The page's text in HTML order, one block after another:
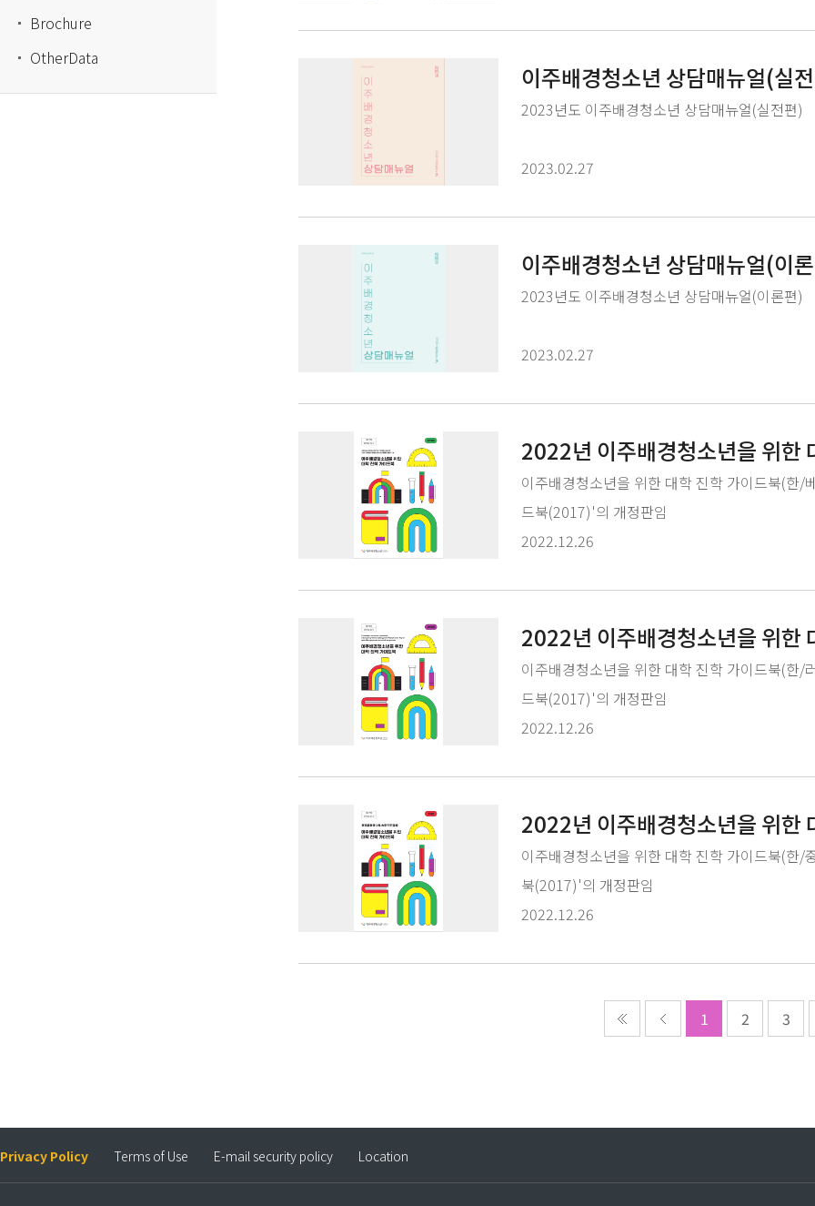
Brochure
OtherData
이주배경청소년 상담매뉴얼(실
2023년도 이주배경청소년 상담매뉴얼(실전편)
2023.02.27
이주배경청소년 상담매뉴얼(이
2023년도 이주배경청소년 상담매뉴얼(이론편)
2023.02.27
2022년 이주배경청소년을 위한
어)
이주배경청소년을 위한 대학 진학 가이드북(
드북(2017)'의 개정판임
2022.12.26
2022년 이주배경청소년을 위한
어)
이주배경청소년을 위한 대학 진학 가이드북(한
드북(2017)'의 개정판임
2022.12.26
2022년 이주배경청소년을 위한
이주배경청소년을 위한 대학 진학 가이드북(한
북(2017)'의 개정판임
2022.12.26
1 2 3
Privacy Policy Terms of Use E-mail security policy Location